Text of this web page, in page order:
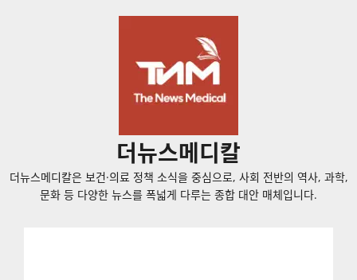
더뉴스메디칼
더뉴스메디칼은 보건·의료 정책 소식을 중심으로, 사회 전반의 역사, 과학,
문화 등 다양한 뉴스를 폭넓게 다루는 종합 대안 매체입니다.